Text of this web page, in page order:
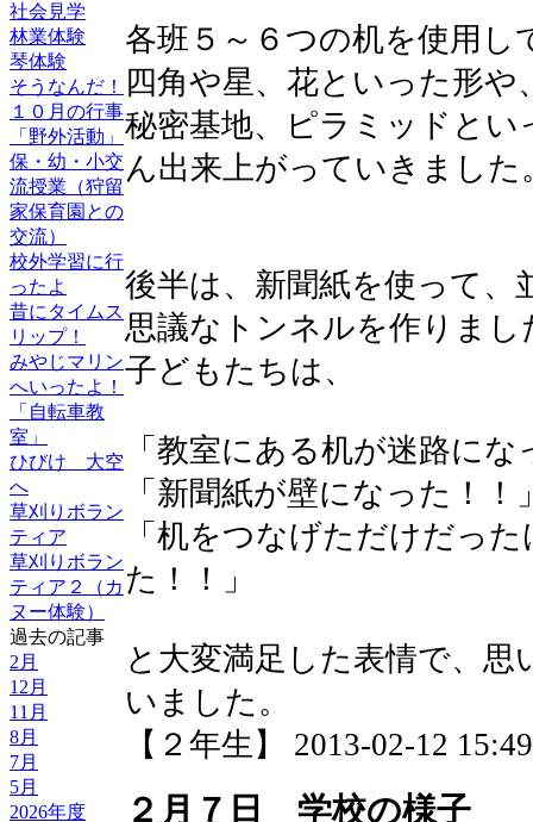
社会見学
林業体験
琴体験
そうなんだ！
１０月の行事
「野外活動」
保・幼・小交
流授業（狩留
家保育園との
交流）
校外学習に行
ったよ
昔にタイムス
リップ！
みやじマリン
へいったよ！
「自転車教
室」
ひびけ 大空
へ
草刈りボラン
ティア
草刈りボラン
ティア２（カ
ヌー体験）
過去の記事
2月
12月
11月
8月
7月
5月
2026年度
各班５～６つの机を使用し
四角や星、花といった形や
秘密基地、ピラミッドと
ん出来上がっていきました
後半は、新聞紙を使って、
思議なトンネルを作りまし
子どもたちは、
「教室にある机が迷路にな
「新聞紙が壁になった！！
「机をつなげただけだっ
た！！」
と大変満足した表情で、
いました。
【２年生】 2013-02-12
２月７日 学校の様子